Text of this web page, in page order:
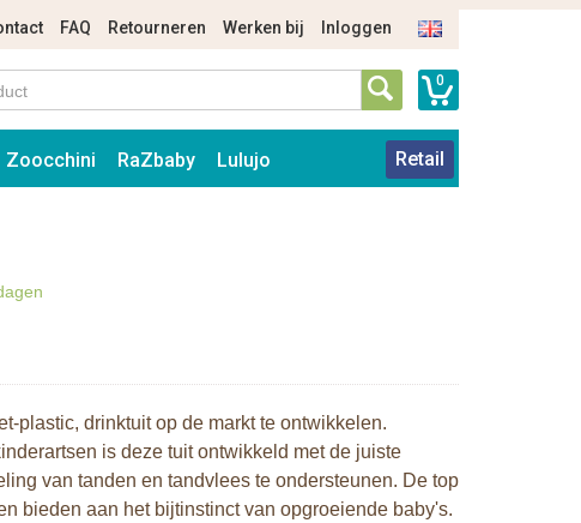
FAQ Retourneren Werken bij Inloggen
0
Zoocchini RaZbaby Lulujo Retail
plastic, drinktuit op de markt te ontwikkelen.
is deze tuit ontwikkeld met de juiste
van tanden en tandvlees te ondersteunen. De top
bieden aan het bijtinstinct van opgroeiende baby's.